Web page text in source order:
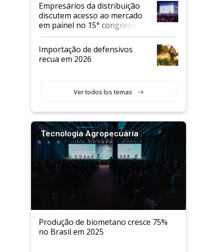
Empresários da distribuição
discutem acesso ao mercado
em painel no 15° congresso
Andav
Importação de defensivos
recua em 2026
Ver todos los temas
Tecnologia Agropecuária
Produção de biometano cresce 75%
no Brasil em 2025